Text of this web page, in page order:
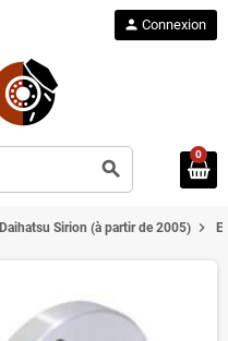
search
person Connexion
0
Daihatsu Sirion (à partir de 2005) chevron_right